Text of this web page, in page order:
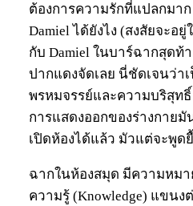
ต้องการความรักที่แปลกมา
Damiel ได้ยังไง (สงสัยจะอ
กับ Damiel ในบาร์ฉากสุดท้
ปากแดงจัดเลย นี่ชัดเจนว่
พรหมจรรย์และความบริสุทธิ์
การแสดงออกของร่างกายมั
เปิดห้องได้แล้ว มัวแต่จะพูด
ฉากในห้องสมุด มีความหม
ความรู้ (Knowledge) แขนง